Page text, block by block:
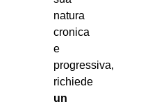
natura
cronica
e
progressiva,
richiede
un